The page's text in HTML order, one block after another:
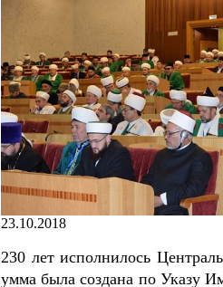
23.10.2018
230 лет исполнилось
умма была создана по Указу